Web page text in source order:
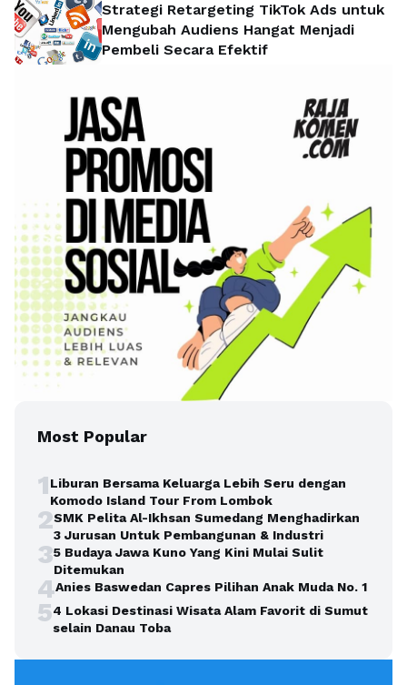
Strategi Retargeting TikTok Ads untuk
Mengubah Audiens Hangat Menjadi
Pembeli Secara Efektif
Most Popular
1Liburan Bersama Keluarga Lebih Seru dengan
Komodo Island Tour From Lombok
2SMK Pelita Al-Ikhsan Sumedang Menghadirkan
3 Jurusan Untuk Pembangunan & Industri
35 Budaya Jawa Kuno Yang Kini Mulai Sulit
Ditemukan
4Anies Baswedan Capres Pilihan Anak Muda No. 1
54 Lokasi Destinasi Wisata Alam Favorit di Sumut
selain Danau Toba